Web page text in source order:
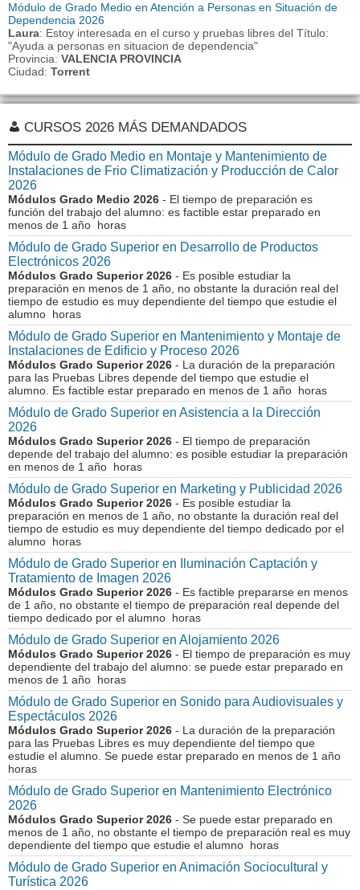
Módulo de Grado Medio en Atención a Personas en Situación de
Dependencia 2026
Laura: Estoy interesada en el curso y pruebas libres del Título:
"Ayuda a personas en situacion de dependencia"
Provincia: VALENCIA PROVINCIA
Ciudad: Torrent
CURSOS 2026 MÁS DEMANDADOS
Módulo de Grado Medio en Montaje y Mantenimiento de
Instalaciones de Frio Climatización y Producción de Calor
2026
Módulos Grado Medio 2026 - El tiempo de preparación es
función del trabajo del alumno: es factible estar preparado en
menos de 1 año horas
Módulo de Grado Superior en Desarrollo de Productos
Electrónicos 2026
Módulos Grado Superior 2026 - Es posible estudiar la
preparación en menos de 1 año, no obstante la duración real del
tiempo de estudio es muy dependiente del tiempo que estudie el
alumno horas
Módulo de Grado Superior en Mantenimiento y Montaje de
Instalaciones de Edificio y Proceso 2026
Módulos Grado Superior 2026 - La duración de la preparación
para las Pruebas Libres depende del tiempo que estudie el
alumno. Es factible estar preparado en menos de 1 año horas
Módulo de Grado Superior en Asistencia a la Dirección
2026
Módulos Grado Superior 2026 - El tiempo de preparación
depende del trabajo del alumno: es posible estudiar la preparación
en menos de 1 año horas
Módulo de Grado Superior en Marketing y Publicidad 2026
Módulos Grado Superior 2026 - Es posible estudiar la
preparación en menos de 1 año, no obstante la duración real del
tiempo de estudio es muy dependiente del tiempo dedicado por el
alumno horas
Módulo de Grado Superior en Iluminación Captación y
Tratamiento de Imagen 2026
Módulos Grado Superior 2026 - Es factible prepararse en menos
de 1 año, no obstante el tiempo de preparación real depende del
tiempo dedicado por el alumno horas
Módulo de Grado Superior en Alojamiento 2026
Módulos Grado Superior 2026 - El tiempo de preparación es muy
dependiente del trabajo del alumno: se puede estar preparado en
menos de 1 año horas
Módulo de Grado Superior en Sonido para Audiovisuales y
Espectáculos 2026
Módulos Grado Superior 2026 - La duración de la preparación
para las Pruebas Libres es muy dependiente del tiempo que
estudie el alumno. Se puede estar preparado en menos de 1 año
horas
Módulo de Grado Superior en Mantenimiento Electrónico
2026
Módulos Grado Superior 2026 - Se puede estar preparado en
menos de 1 año, no obstante el tiempo de preparación real es muy
dependiente del tiempo que estudie el alumno horas
Módulo de Grado Superior en Animación Sociocultural y
Turística 2026